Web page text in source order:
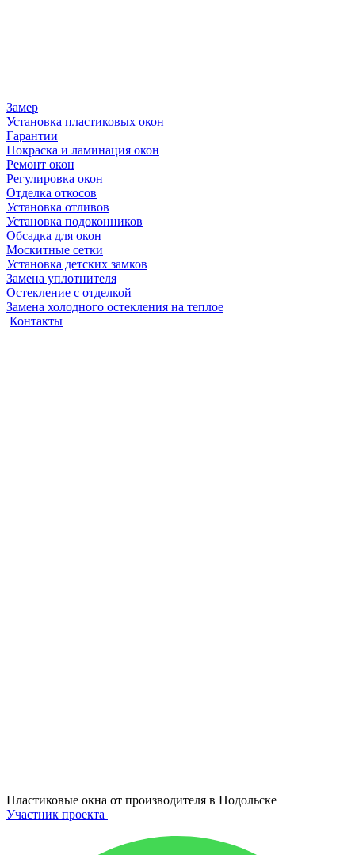
Замер
Установка пластиковых окон
Гарантии
Покраска и ламинация окон
Ремонт окон
Регулировка окон
Отделка откосов
Установка отливов
Установка подоконников
Обсадка для окон
Москитные сетки
Установка детских замков
Замена уплотнителя
Остекление с отделкой
Замена холодного остекления на теплое
Контакты
Пластиковые окна от производителя в Подольске
Участник проекта